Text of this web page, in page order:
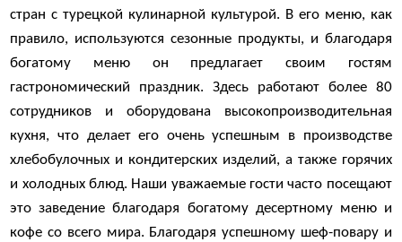
стран с турецкой кулинарной культурой. В его меню, как
правило, используются сезонные продукты, и благодаря
богатому меню он предлагает своим гостям
гастрономический праздник. Здесь работают более 80
сотрудников и оборудована высокопроизводительная
кухня, что делает его очень успешным в производстве
хлебобулочных и кондитерских изделий, а также горячих
и холодных блюд. Наши уважаемые гости часто посещают
это заведение благодаря богатому десертному меню и
кофе со всего мира. Благодаря успешному шеф-повару и